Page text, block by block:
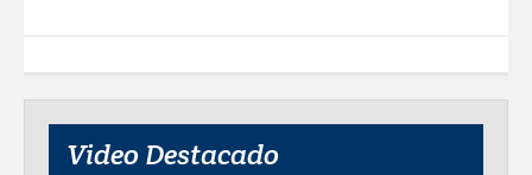
Video Destacado